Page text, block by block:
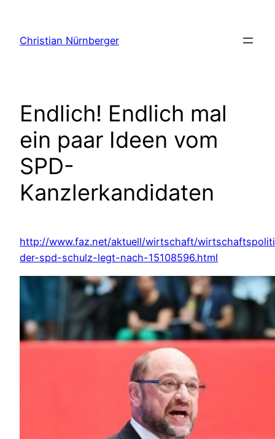
springen
Christian Nürnberger
Endlich! Endlich mal
ein paar Ideen vom
SPD-
Kanzlerkandidaten
http://www.faz.net/aktuell/wirtschaft/
der-spd-schulz-legt-nach-15108596.html